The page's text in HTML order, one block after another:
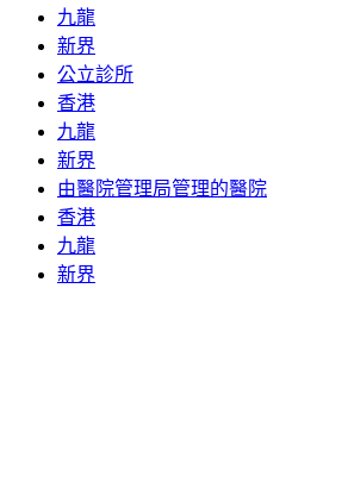
九龍
新界
公立診所
香港
九龍
新界
由醫院管理局管理的醫院
香港
九龍
新界